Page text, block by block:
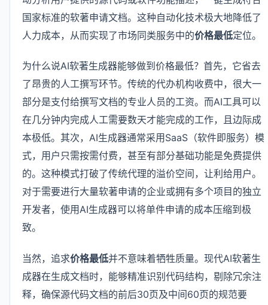
国家标准的软著申请文档。这种自动化技术极大地降低了
人力成本，从而实现了市场同类服务中的价格最低定位。
为什么说AI软著生成器能够做到价格最低？首先，它省去
了昂贵的人工撰写环节。传统的代办机构收费中，很大一
部分是支付给撰写文档的专业人员的工资。而AI工具可以
在几分钟内完成人工需要数天才能完成的工作，且边际成
本极低。其次，AI生成器通常采用SaaS（软件即服务）模
式，用户只需按需付费，甚至有部分基础功能是免费提供
的。这种模式打破了传统代理的溢价空间，让利给用户。
对于需要进行大量软著申请的企业或拥有多个项目的独立
开发者，使用AI生成器可以将单件申请的成本压缩到极
致。
当然，追求价格最低并不意味着牺牲质量。现代AI软著生
成器在生成文档时，能够精准识别代码结构，剔除冗余注
释，确保源代码文档的前后30页及中间60页的规范要